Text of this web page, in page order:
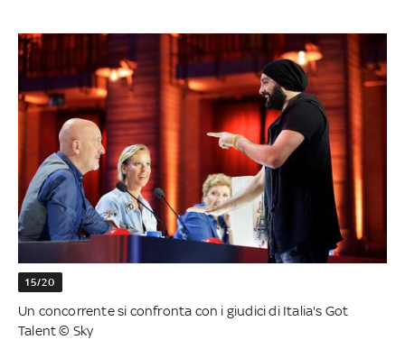
15/20
Un concorrente si confronta con i giudici di Italia's Got
Talent © Sky